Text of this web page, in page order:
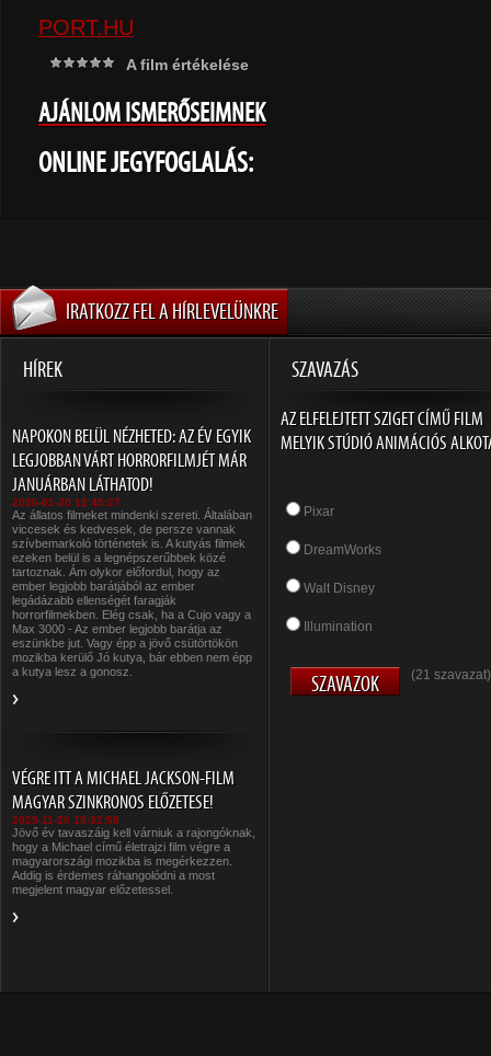
PORT.HU
A film értékelése
AJÁNLOM ISMERŐSEIMNEK
ONLINE JEGYFOGLALÁS:
IRATKOZZ FEL A HÍRLEVELÜNKRE
HÍREK SZAVAZÁS
NAPOKON BELÜL NÉZHETED: AZ ÉV EGYIK
LEGJOBBAN VÁRT HORRORFILMJÉT MÁR
JANUÁRBAN LÁTHATOD!
2026-01-20 12:45:27
Az állatos filmeket mindenki szereti. Általában
viccesek és kedvesek, de persze vannak
szívbemarkoló történetek is. A kutyás filmek
ezeken belül is a legnépszerűbbek közé
tartoznak. Ám olykor előfordul, hogy az
ember legjobb barátjából az ember
legádázabb ellenségét faragják
horrorfilmekben. Elég csak, ha a Cujo vagy a
Max 3000 - Az ember legjobb barátja az
eszünkbe jut. Vagy épp a jövő csütörtökön
mozikba kerülő Jó kutya, bár ebben nem épp
a kutya lesz a gonosz.
VÉGRE ITT A MICHAEL JACKSON-FILM
MAGYAR SZINKRONOS ELŐZETESE!
2025-11-26 15:32:58
Jövő év tavaszáig kell várniuk a rajongóknak,
hogy a Michael című életrajzi film végre a
magyarországi mozikba is megérkezzen.
Addig is érdemes ráhangolódni a most
megjelent magyar előzetessel.
AZ ELFELEJTETT SZIGET CÍMŰ FILM
MELYIK STÚDIÓ ANIMÁCIÓS
Pixar
DreamWorks
Walt Disney
Illumination
(21 szavazat)